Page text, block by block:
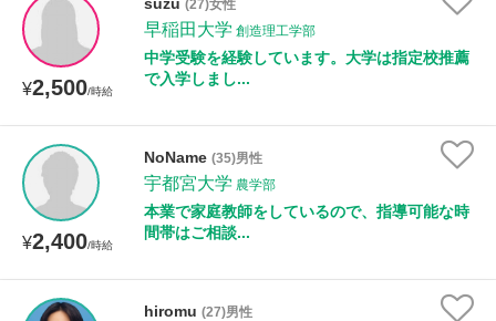
¥2,500/時給
(27)女性
早稲田大学 創造理工学部
中学受験を経験しています。大学は指定校推薦
で入学しまし...
¥2,400/時給
NoName (35)男性
宇都宮大学 農学部
本業で家庭教師をしているので、指導可能な時
間帯はご相談...
hiromu (27)男性
時給：¥1,000 ～ ¥10,000
授業可能日
月曜日 火曜日 水曜日
土曜日 日曜日